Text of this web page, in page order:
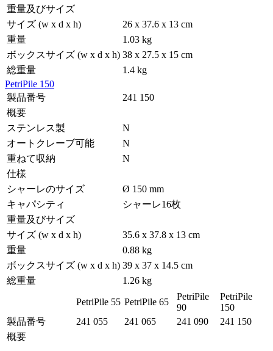
重量及びサイズ
サイズ (w x d x h)
26 x 37.6 x 13 cm
重量
1.03 kg
ボックスサイズ (w x d x h) 38 x 27.5 x 15 cm
総重量
1.4 kg
PetriPile 150
製品番号
241 150
概要
ステンレス製
N
オートクレーブ可能
N
重ねて収納
N
仕様
シャーレのサイズ
Ø 150 mm
キャパシティ
シャーレ16枚
重量及びサイズ
サイズ (w x d x h)
35.6 x 37.8 x 13 cm
重量
0.88 kg
ボックスサイズ (w x d x h) 39 x 37 x 14.5 cm
総重量
1.26 kg
PetriPile 55 PetriPile 65
PetriPile
90
PetriPile
150
製品番号
241 055 241 065 241 090
241 150
概要